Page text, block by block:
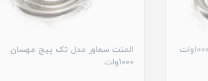
المنت سماور مدل تک پیچ مهسان
1000وات